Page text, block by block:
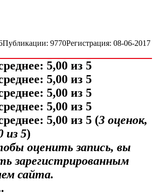
Публикации: 9770Регистрация: 08-06-2017
(3 оценок,
из 5)
оценить запись, вы
зарегистрированным
сайта.